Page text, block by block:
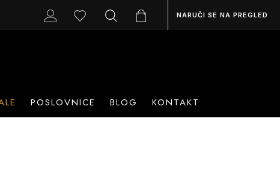
NARUČI SE NA PREGLED
POSLOVNICE BLOG KONTAKT